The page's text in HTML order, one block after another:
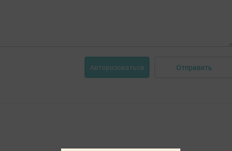
Авторизоваться Отправить